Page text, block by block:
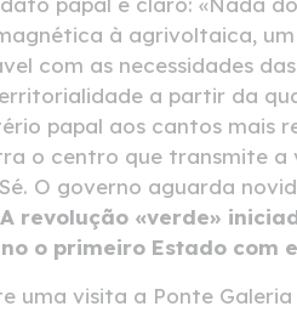
à agrivoltaica,
com as necessidades
a partir da
papal aos cantos mais
o centro que transmite a
O governo aguarda
A revolução «verde»
o primeiro Estado com
uma visita a Ponte